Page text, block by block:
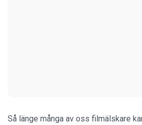
Så länge många av oss filmälskare